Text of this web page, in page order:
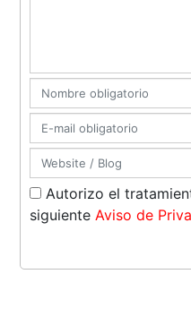
Autorizo el
siguienteAviso de